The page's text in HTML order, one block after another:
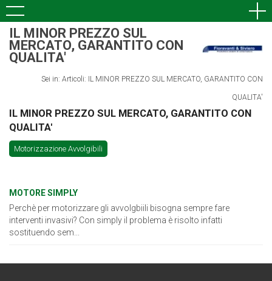
IL MINOR PREZZO SUL
MERCATO, GARANTITO CON
QUALITA'
Sei in: Articoli: IL MINOR PREZZO SUL MERCATO, GARANTITO CON
QUALITA'
IL MINOR PREZZO SUL MERCATO, GARANTITO CON
QUALITA'
Motorizzazione Avvolgibili
MOTORE SIMPLY
Perchè per motorizzare gli avvolgbiili bisogna sempre fare
interventi invasivi? Con simply il problema è risolto infatti
sostituendo sem...